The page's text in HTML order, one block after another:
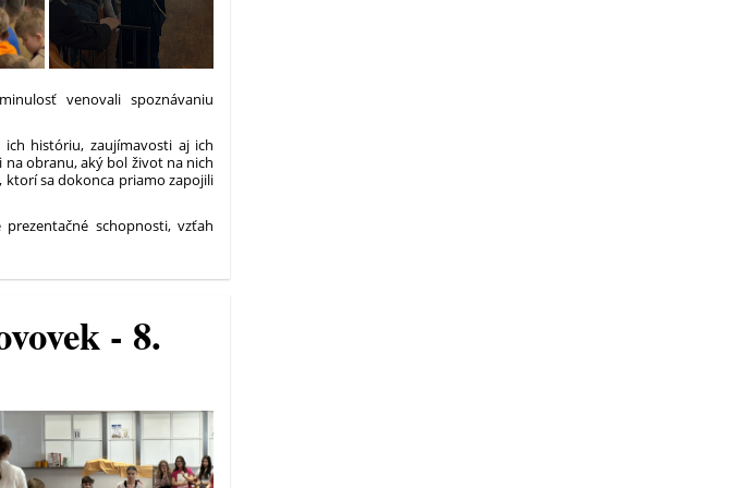
venovali spoznávaniu
históriu, zaujímavosti aj ich
obranu, aký bol život na nich
ktorí sa dokonca priamo zapojili
schopnosti, vzťah
- 8.